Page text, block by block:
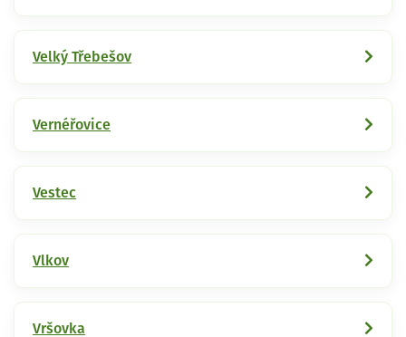
Velký Třebešov
Vernéřovice
Vestec
Vlkov
Vršovka